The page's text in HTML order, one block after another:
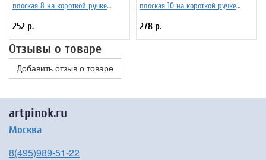
плоская 8 на короткой ручке
252 р.
плоская 10 на короткой ручке
278 р.
Отзывы о товаре
Добавить отзыв о товаре
artpinok.ru
Москва
8(495)989-51-22